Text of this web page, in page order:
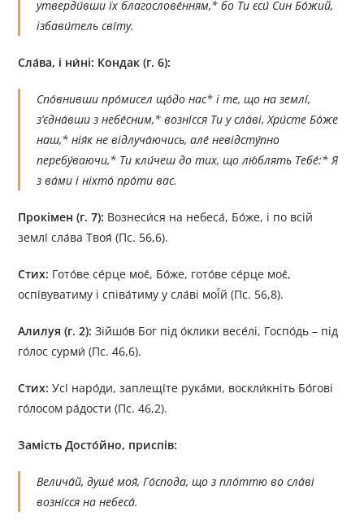
утверди́вши їх благослове́нням,* бо Ти єси́ Син Бо́жий,
ізбави́тель сві́ту.
Сла́ва, і ни́ні: Кондак (г. 6):
Спо́внивши про́мисел що́до нас* і те, що на землі́,
з’єдна́вши з небе́сним,* возні́сся Ти у сла́ві, Хри́сте Бо́же
наш,* нія́к не відлуча́ючись, але́ невідсту́пно
перебу́ваючи,* Ти кли́чеш до тих, що лю́блять Тебе́:* Я
з ва́ми і ніхто́ про́ти вас.
Прокімен (г. 7): Вознеси́ся на небеса́, Бо́же, і по всій
землі́ сла́ва Твоя́ (Пс. 56,6).
Стих: Гото́ве се́рце моє́, Бо́же, гото́ве се́рце моє́,
оспі́вуватиму і співа́тиму у сла́ві мої́й (Пс. 56,8).
Алилуя (г. 2): Зійшо́в Бог під о́клики весе́лі, Госпо́дь – під
го́лос сурми́ (Пс. 46,6).
Стих:Усі́ наро́ди, заплещі́те рука́ми, воскли́кніть Бо́гові
го́лосом ра́дости (Пс. 46,2).
ЗамістьДосто́йно, приспів:
Велича́й, душе́ моя́, Го́спода, що з пло́ттю во сла́ві
возні́сся на небеса́.